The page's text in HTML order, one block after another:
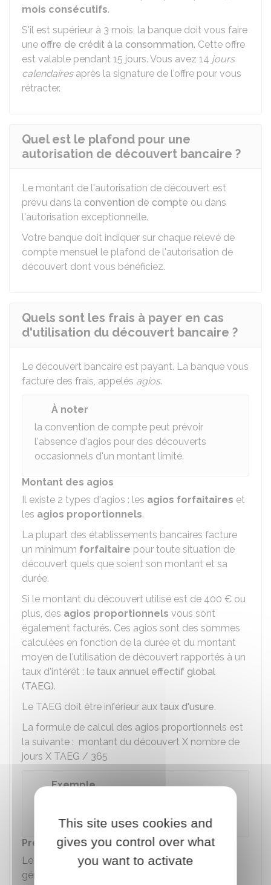
mois consécutifs.
S'il est supérieur à 3 mois, la banque doit vous faire
une offre de crédit à la consommation. Cette offre
est valable pendant 15 jours. Vous avez 14 jours
calendairesaprès la signature de l'offre pour vous
rétracter.
Quel est le plafond pour une
autorisation de découvert bancaire ?
Le montant de l'autorisation de découvert est
prévu dans la convention de compte ou dans
l'autorisation exceptionnelle.
Votre banque doit indiquer sur chaque relevé de
compte mensuel le plafond de l'autorisation de
découvert dont vous bénéficiez.
Quels sont les frais à payer en cas
d'utilisation du découvert bancaire ?
Le découvert bancaire est payant. La banque vous
facture des frais, appelés agios.
À noter
la convention de compte peut prévoir
l'absence d'agios pour des découverts
occasionnels d'un montant limité.
Montant des agios
Il existe 2 types d'agios : les agios forfaitaires et
les agios proportionnels.
La plupart des établissements bancaires facture
un minimum forfaitaire pour toute situation de
découvert quels que soient son montant et sa
durée.
Si le montant du découvert utilisé est de 400 € ou
plus, des agios proportionnels vous sont
également facturés. Ces agios sont des sommes
calculées en fonction de la durée et du montant
moyen de l'utilisation de découvert rapportés à un
taux d'intérêt : le taux annuel effectif global
(TAEG).
Le TAEG doit être inférieur aux taux d'usure.
La formule de calcul des agios proportionnels est
la suivante : montant du découvert X nombre de
jours X TAEG / 365
Exemple
jours au TAEG de
Prélèvement des agios
Le décompte et le paiement des agios sont
généralement trimestriels.
This site uses cookies and
gives you control over what
you want to activate